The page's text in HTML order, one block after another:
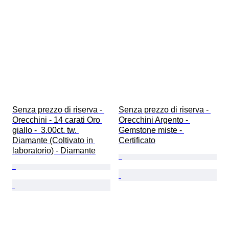
Senza prezzo di riserva -
Orecchini - 14 carati Oro
giallo -  3.00ct. tw.
Diamante (Coltivato in
laboratorio) - Diamante
Senza prezzo di riserva -
Orecchini Argento -
Gemstone miste -
Certificato